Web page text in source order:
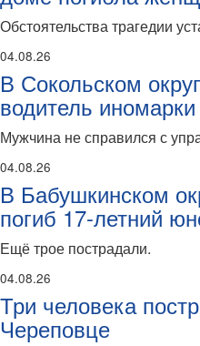
Обстоятельства трагедии
04.08.26
В Сокольском
водитель иномарки
Мужчина не справился с
04.08.26
В Бабушкинском
погиб 17-летний
Ещё трое пострадали.
04.08.26
Три человека
Череповце